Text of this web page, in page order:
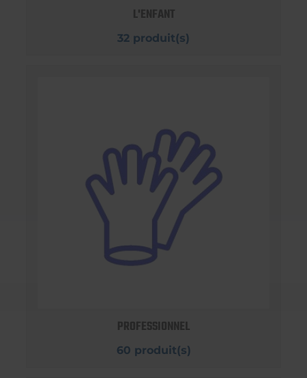
L'ENFANT
32 produit(s)
PROFESSIONNEL
60 produit(s)